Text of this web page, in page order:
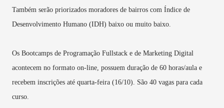
Também serão priorizados moradores de bairros com Índice de
Desenvolvimento Humano (IDH) baixo ou muito baixo.
Os Bootcamps de Programação Fullstack e de Marketing Digital
acontecem no formato on-line, possuem duração de 60 horas/aula e
recebem inscrições até quarta-feira (16/10). São 40 vagas para cada
curso.